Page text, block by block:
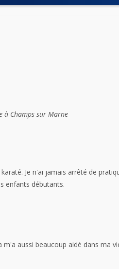
à Champs sur Marne
Je n'ai jamais arrêté de
enfants débutants.
aussi beaucoup aidé dans ma